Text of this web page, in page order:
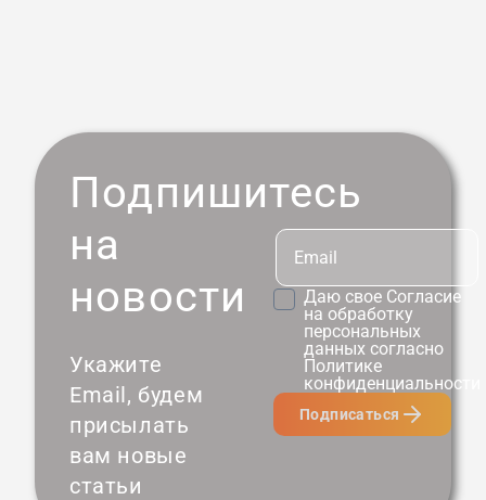
Подпишитесь
на
новости
Укажите
Email, будем
присылать
вам новые
статьи
Даю свое Согласие
на обработку
персональных
данных согласно
Политике
конфиденциальности
Подписаться